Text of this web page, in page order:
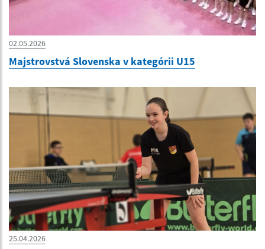
02.05.2026
Majstrovstvá Slovenska v kategórii U15
25.04.2026